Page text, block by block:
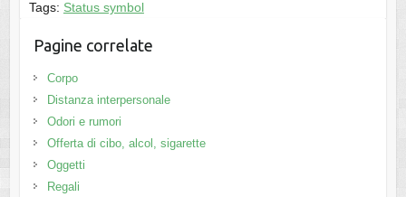
Tags: Status symbol
Pagine correlate
Corpo
Distanza interpersonale
Odori e rumori
Offerta di cibo, alcol, sigarette
Oggetti
Regali